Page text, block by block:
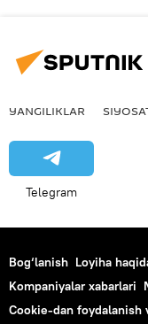
YANGILIKLAR
Telegram
Bog‘lanish Loyiha
Kompaniyalar xabarlari
Cookie-dan foydalanish